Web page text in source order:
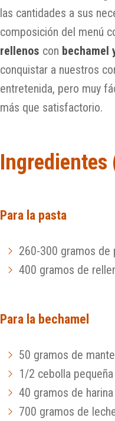
las cantidades a sus
composición del menú
rellenos con bechamel
conquistar a nuestros
entretenida, pero muy
más que satisfactorio.
Ingredientes
Para la pasta
260-300 gramos de
400 gramos de
Para la bechamel
50 gramos de
1/2 cebolla
40 gramos de harina
700 gramos de